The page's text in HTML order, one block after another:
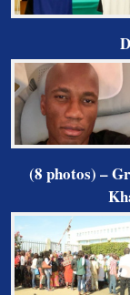
(8 photos) –